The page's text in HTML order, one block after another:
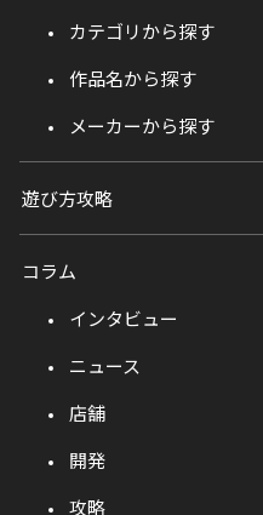
カテゴリから探す
作品名から探す
メーカーから探す
遊び方攻略
コラム
インタビュー
ニュース
店舗
開発
攻略